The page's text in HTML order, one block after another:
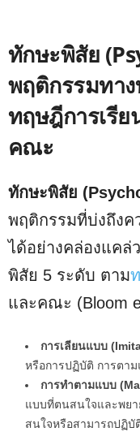
ทักษะพิสัย
พฤติกรรมทา
ทฤษฎีการเรี
คณะ
ทักษะพิสัย
พฤติกรรมที่บ่งถึงค
ได้อย่างคล่องแค
พิสัย 5 ระดับ ตาม
และคณะ (Bloom
การเลียนแบบ
หรือการปฏิบัติ การตา
การทำตามแบบ
แบบที่ตนสนใจและพย
สนใจหรือสามารถปฏิบั